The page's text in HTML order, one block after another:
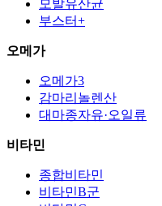
모발유산균
부스터+
오메가
오메가3
감마리놀렌산
대마종자유·오일류
비타민
종합비타민
비타민B군